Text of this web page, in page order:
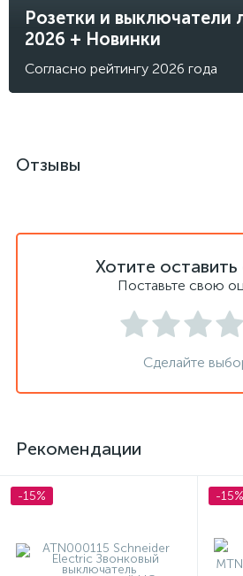
Розетки и выключатели
2026 + Новинки
Согласно рейтингу 2026 года
Отзывы
Хотите оставить
Поставьте свою
Сделайте
Рекомендации
-15% -15%